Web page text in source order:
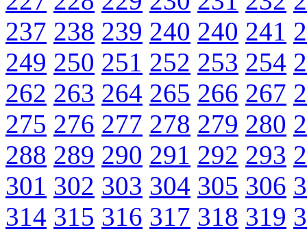
237 238 239 240 240 241
249 250 251 252 253 254
262 263 264 265 266 267
275 276 277 278 279 280
288 289 290 291 292 293
301 302 303 304 305 306
314 315 316 317 318 319